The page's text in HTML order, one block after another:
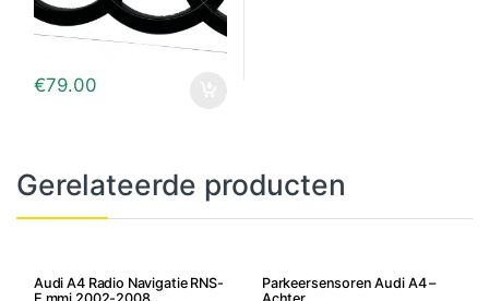
€79.00
Gerelateerde producten
Audi A4 Radio Navigatie RNS-
Parkeersensoren Audi A4 –